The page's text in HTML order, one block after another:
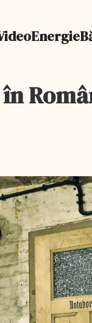
Energie
în